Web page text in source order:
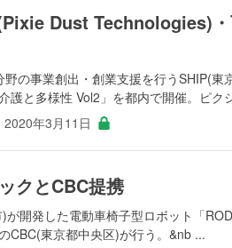
Dust Technologies)
の事業創出・創業支援を行うSHIP(東
護と多様性 Vol2」を都内で開催。ピク
2020年3月11日
クとCBC提携
開発した電動車椅子型ロボット「
CBC(東京都中央区)が行う。&nb ...